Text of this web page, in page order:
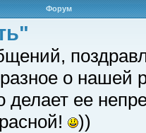
Форум
о нашей
делает ее
))